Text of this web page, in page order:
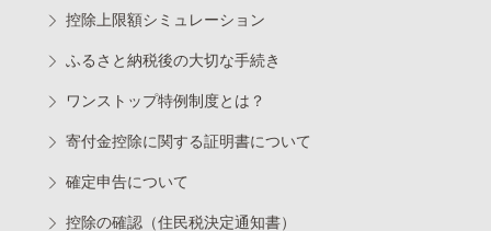
控除上限額シミュレーション
ふるさと納税後の大切な手続き
ワンストップ特例制度とは？
寄付金控除に関する証明書について
確定申告について
控除の確認（住民税決定通知書）